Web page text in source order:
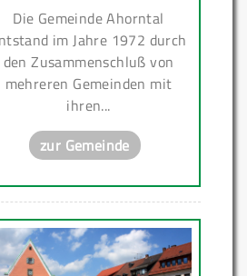
Die Gemeinde Ahorntal
im Jahre 1972 durch
den Zusammenschluß von
mehreren Gemeinden mit
ihren...
zur Gemeinde